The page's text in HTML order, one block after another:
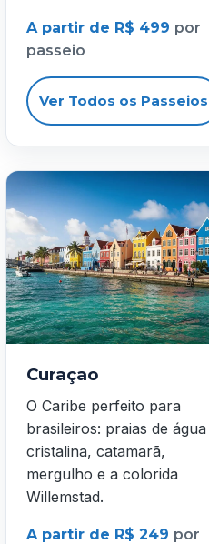
A partir de R$ 499 por
passeio
Ver Todos os Passeios
Curaçao
O Caribe perfeito para
brasileiros: praias de água
cristalina, catamarã,
mergulho e a colorida
Willemstad.
A partir de R$ 249 por